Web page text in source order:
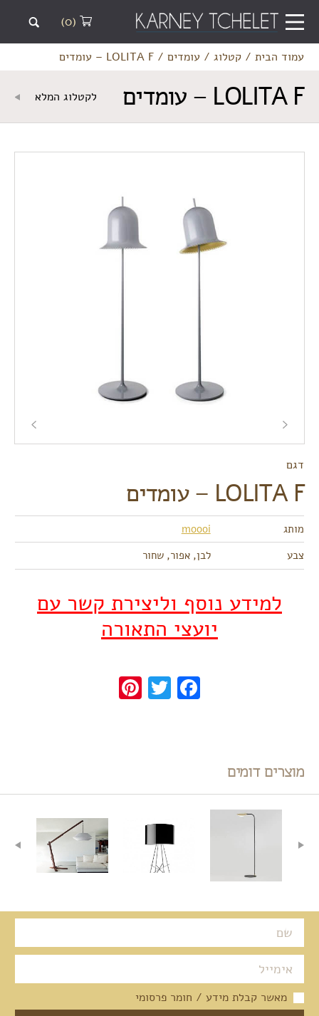
(0)
עמוד הבית/ קטלוג/ עומדים/ LOLITA F – עומדים
LOLITA F – עומדים לקטלוג המלא
דגם
LOLITA F – עומדים
מותג
moooi
צבע
לבן, אפור, שחור
למידע נוסף וליצירת קשר עם
יועצי התאורה
Facebook
Twitter
Pinterest
מוצרים דומים
מאשר קבלת מידע / חומר פרסומי